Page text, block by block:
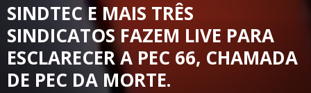
SINDTEC E MAIS TRÊS
SINDICATOS FAZEM LIVE PARA
ESCLARECER A PEC 66, CHAMADA
DE PEC DA MORTE.